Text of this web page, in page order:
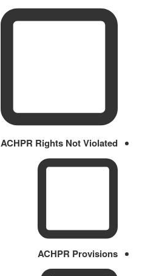
ACHPR Rights Not Violated
ACHPR Provisions